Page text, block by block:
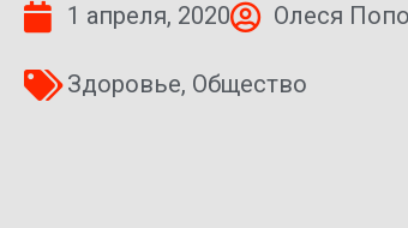
1 апреля, 2020 Олеся
Здоровье, Общество